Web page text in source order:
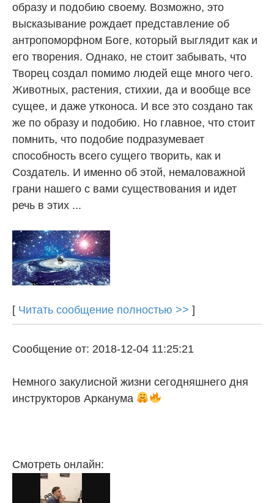
образу и подобию своему. Возможно, это
высказывание рождает представление об
антропоморфном Боге, который выглядит как и
его творения. Однако, не стоит забывать, что
Творец создал помимо людей еще много чего.
Животных, растения, стихии, да и вообще все
сущее, и даже утконоса. И все это создано так
же по образу и подобию. Но главное, что стоит
помнить, что подобие подразумевает
способность всего сущего творить, как и
Создатель. И именно об этой, немаловажной
грани нашего с вами существования и идет
речь в этих ...
[ Читать сообщение полностью >> ]
Сообщение от: 2018-12-04 11:25:21
Немного закулисной жизни сегодняшнего дня
инструкторов Арканума
Смотреть онлайн: